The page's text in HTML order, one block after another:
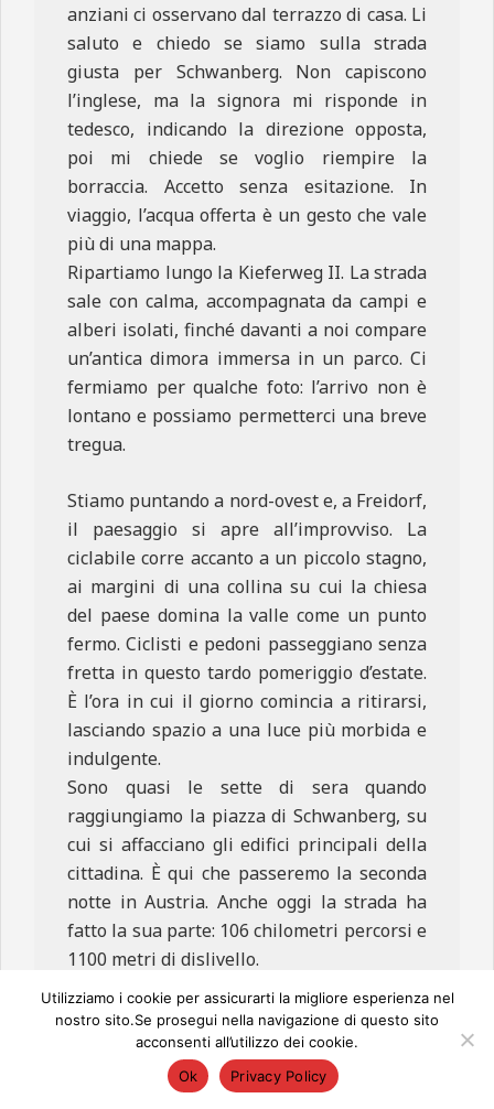
anziani ci osservano dal terrazzo di casa. Li
saluto e chiedo se siamo sulla strada
giusta per Schwanberg. Non capiscono
l’inglese, ma la signora mi risponde in
tedesco, indicando la direzione opposta,
poi mi chiede se voglio riempire la
borraccia. Accetto senza esitazione. In
viaggio, l’acqua offerta è un gesto che vale
più di una mappa.
Ripartiamo lungo la Kieferweg II. La strada
sale con calma, accompagnata da campi e
alberi isolati, finché davanti a noi compare
un’antica dimora immersa in un parco. Ci
fermiamo per qualche foto: l’arrivo non è
lontano e possiamo permetterci una breve
tregua.
Stiamo puntando a nord-ovest e, a Freidorf,
il paesaggio si apre all’improvviso. La
ciclabile corre accanto a un piccolo stagno,
ai margini di una collina su cui la chiesa
del paese domina la valle come un punto
fermo. Ciclisti e pedoni passeggiano senza
fretta in questo tardo pomeriggio d’estate.
È l’ora in cui il giorno comincia a ritirarsi,
lasciando spazio a una luce più morbida e
indulgente.
Sono quasi le sette di sera quando
raggiungiamo la piazza di Schwanberg, su
cui si affacciano gli edifici principali della
cittadina. È qui che passeremo la seconda
notte in Austria. Anche oggi la strada ha
fatto la sua parte: 106 chilometri percorsi e
1100 metri di dislivello.
Il corpo è stanco, ma non svuotato. È quella
stanchezza buona che arriva quando il
viaggio mantiene le promesse fatte al
Utilizziamo i cookie per assicurarti la migliore esperienza nel
nostro sito.Se prosegui nella navigazione di questo sito
acconsenti all’utilizzo dei cookie.
Ok
Privacy Policy